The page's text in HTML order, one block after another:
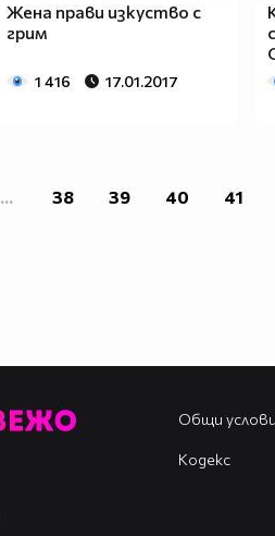
Жена прави изкуство с
грим
1 416 17.01.2017
... 38 39 40 41
Общи
Кодекс